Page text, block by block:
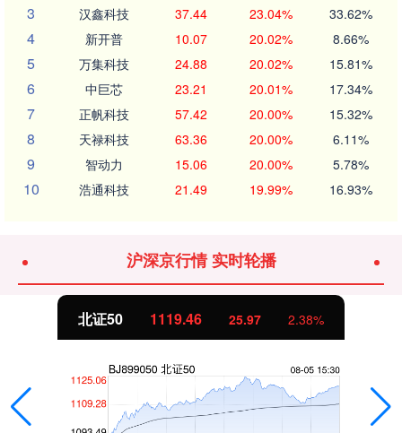
3 汉鑫科技 37.44 23.04% 33.62%
4 新开普 10.07 20.02% 8.66%
5 万集科技 24.88 20.02% 15.81%
6 中巨芯 23.21 20.01% 17.34%
7 正帆科技 57.42 20.00% 15.32%
8 天禄科技 63.36 20.00% 6.11%
9 智动力 15.06 20.00% 5.78%
10 浩通科技 21.49 19.99% 16.93%
沪深京行情 实时轮播
北证50 1119.46 25.97 2.38%